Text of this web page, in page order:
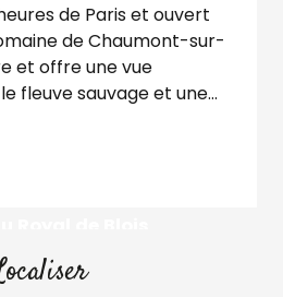
de Paris et ouvert
de Chaumont-sur-
et offre une vue
fleuve sauvage et une
la suite